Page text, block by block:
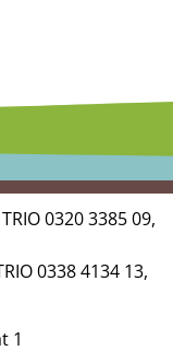
0320 3385 09,
0338 4134 13,
1